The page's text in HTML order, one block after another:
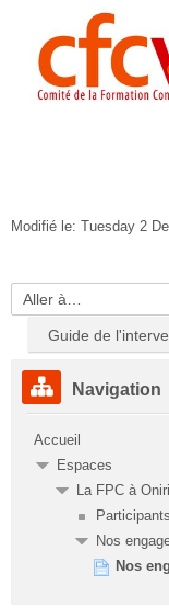
Modifié le: Tuesday 2
Aller
Guide de
Passer
Navigation
Navigation
Accueil
Espaces
La FPC à
Participants
Nos
Nos